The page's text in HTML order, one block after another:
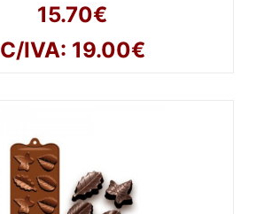
15.70€
C/IVA: 19.00€